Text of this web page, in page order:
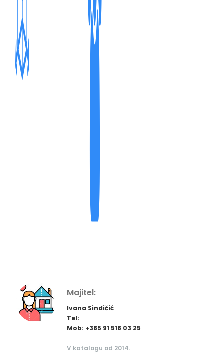
Majitel:
Ivana Sindičić
Tel:
Mob: +385 91 518 03 25
V katalogu od 2014.